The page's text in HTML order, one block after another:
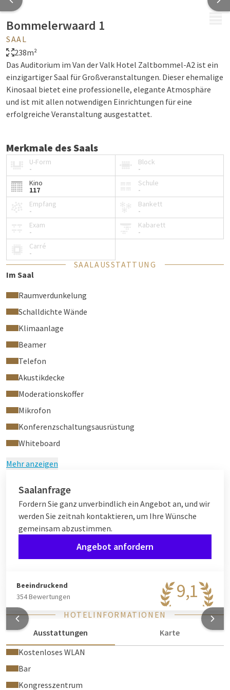
Bommelerwaard 1
SAAL
238m²
Das Auditorium im Van der Valk Hotel Zaltbommel-A2 ist ein
einzigartiger Saal für Großveranstaltungen. Dieser ehemalige
Kinosaal bietet eine professionelle, elegante Atmosphäre
und ist mit allen notwendigen Einrichtungen für eine
erfolgreiche Veranstaltung ausgestattet.
Merkmale des Saals
Feste Kinobestuhlung mit
117 bequemen Sitzen
Bühnemit Rednerpult und Anschlusskabeln
Eingebauter
Leinwand
Vielnatürliches Tageslicht
Breite, abfallende Treppe zur Bühne
360°-Ansicht verfügbar
Lage
Blick auf Zaltbommel
Ausstattung
Verdunkelungsvorhänge
Lichtprogramme
Eigene Klimasteuerung
Technische Unterstützung vor Ort
Vorteile
Hervorragende Akustik und viel Tageslicht
Bequeme Kinosessel
Das Publikum hat optimale Sicht auf den Redner/die
Geeignet für
Präsentationen
Konferenzen
Mitgliederversammlungen
Plenarsitzungen
Alternativen
Möchten Sie die Bestuhlung flexibel gestalten? Sehen Sie sich
U-Form
-
Block
-
Kino
117
Schule
-
Empfang
-
Bankett
-
Exam
-
Kabarett
-
Carré
-
SAALAUSSTATTUNG
Im Saal
Raumverdunkelung
Schalldichte Wände
Klimaanlage
Beamer
Telefon
Akustikdecke
Moderationskoffer
Mikrofon
Konferenzschaltungsausrüstung
Whiteboard
Mehr anzeigen
Saalanfrage
Fordern Sie ganz unverbindlich ein Angebot an, und wir
werden Sie zeitnah kontaktieren, um Ihre Wünsche
gemeinsam abzustimmen.
Angebot anfordern
9,1
Beeindruckend
354 Bewertungen
HOTELINFORMATIONEN
Ausstattungen
Karte
Kostenloses WLAN
Bar
Kongresszentrum